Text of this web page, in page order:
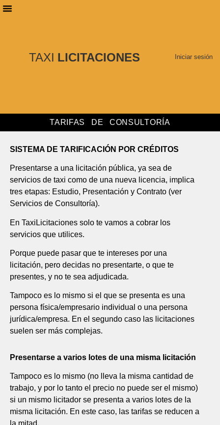
TAXI LICITACIONES Iniciar sesión
TARIFAS DE CONSULTORÍA
SISTEMA DE TARIFICACIÓN POR CRÉDITOS
Presentarse a una licitación pública, ya sea de
servicios de taxi como de una nueva licencia, implica
tres etapas: Estudio, Presentación y Contrato (ver
Servicios de Consultoría).
En TaxiLicitaciones solo te vamos a cobrar los
servicios que utilices.
Porque puede pasar que te intereses por una
licitación, pero decidas no presentarte, o que te
presentes, y no te sea adjudicada.
Tampoco es lo mismo si el que se presenta es una
persona física/empresario individual o una persona
jurídica/empresa. En el segundo caso las licitaciones
suelen ser más complejas.
Presentarse a varios lotes de una misma licitación
Tampoco es lo mismo (no lleva la misma cantidad de
trabajo, y por lo tanto el precio no puede ser el mismo)
si un mismo licitador se presenta a varios lotes de la
misma licitación. En este caso, las tarifas se reducen a